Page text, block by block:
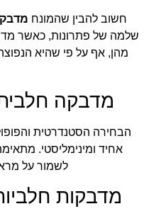
חשוב להבין שהמונח
שלמה של פתרונות, כאשר
מהן, אף על פי שהיא
מדבקה
הבחירה הסטנדרטית
אחיד ומינימליסטי.
לשמור על
מדבקות